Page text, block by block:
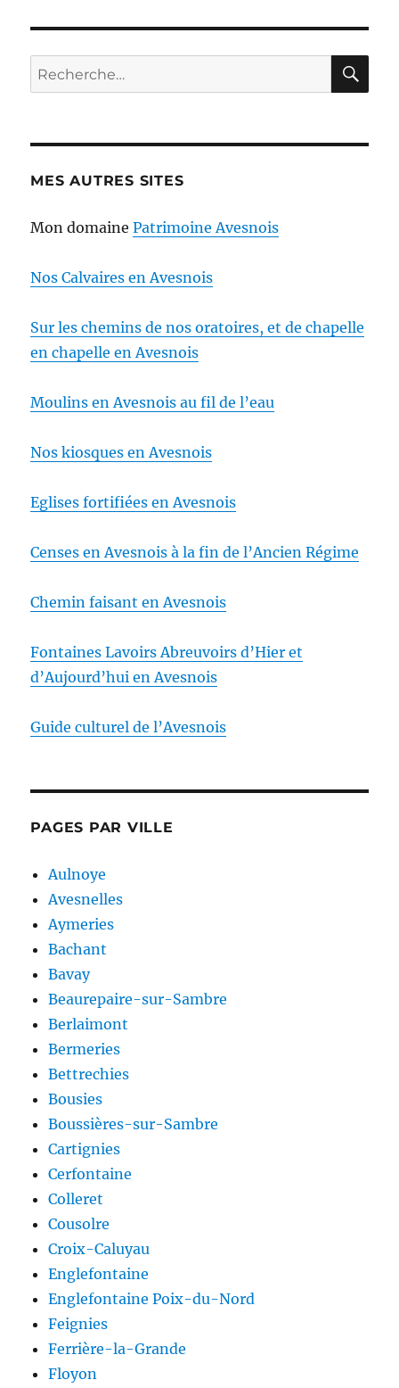
Recherche
pour :
MES AUTRES SITES
Mon domainePatrimoine Avesnois
Nos Calvaires en Avesnois
Sur les chemins de nos oratoires, et de chapelle
en chapelle en Avesnois
Moulins en Avesnois au fil de l’eau
Nos kiosques en Avesnois
Eglises fortifiées en Avesnois
Censes en Avesnois à la fin de l’Ancien Régime
Chemin faisant en Avesnois
Fontaines Lavoirs Abreuvoirs d’Hier et
d’Aujourd’hui en Avesnois
Guide culturel de l’Avesnois
PAGES PAR VILLE
Aulnoye
Avesnelles
Aymeries
Bachant
Bavay
Beaurepaire-sur-Sambre
Berlaimont
Bermeries
Bettrechies
Bousies
Boussières-sur-Sambre
Cartignies
Cerfontaine
Colleret
Cousolre
Croix-Caluyau
Englefontaine
Englefontaine Poix-du-Nord
Feignies
Ferrière-la-Grande
Floyon